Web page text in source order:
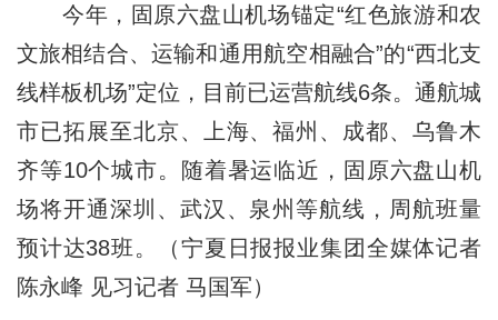
今年，固原六盘山机场锚定“红色旅游和农
文旅相结合、运输和通用航空相融合”的“西北支
线样板机场”定位，目前已运营航线6条。通航城
市已拓展至北京、上海、福州、成都、乌鲁木
齐等10个城市。随着暑运临近，固原六盘山机
场将开通深圳、武汉、泉州等航线，周航班量
预计达38班。（宁夏日报报业集团全媒体记者
陈永峰 见习记者 马国军）